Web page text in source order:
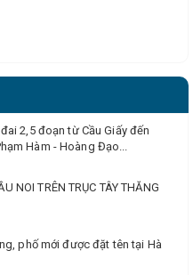
2,5 đoạn từ Cầu Giấy đến
Hàm - Hoàng Đạo...
NOI TRÊN TRỤC TÂY THĂNG
phố mới được đặt tên tại Hà